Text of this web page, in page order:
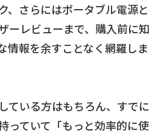
、さらにはポータブル電源と
ーレビューまで、購入前に知
情報を余すことなく網羅しま
ている方はもちろん、すでに
っていて「もっと効率的に使